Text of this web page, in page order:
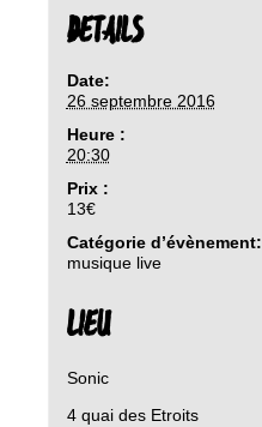
DETAILS
Date:
26 septembre 2016
Heure :
20:30
Prix :
13€
Catégorie d’évènement:
musique live
LIEU
Sonic
4 quai des Etroits